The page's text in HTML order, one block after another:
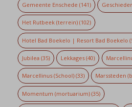
Gemeente Enschede (141)
Het Rutbeek (terrein)(102)
Hotel Bad Boekelo | Resort Bad Boekelo
Jubilea (35) Lekkages (40)
Marcellinus (School)(33) Marssteden
Momentum (mortuarium)(35)